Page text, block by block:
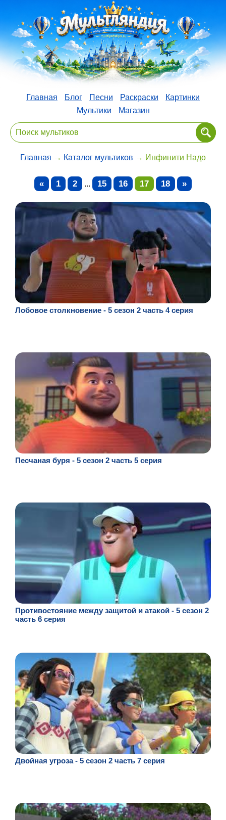
Главная Блог Песни Раскраски
Картинки
Мультики
Магазин
Главная → Каталог мультиков → Инфинити Надо
« 1 2 ... 15 16 17 18 »
Лобовое столкновение - 5 сезон 2 часть 4 серия
Песчаная буря - 5 сезон 2 часть 5 серия
Противостояние между защитой и атакой - 5 сезон 2
часть 6 серия
Двойная угроза - 5 сезон 2 часть 7 серия